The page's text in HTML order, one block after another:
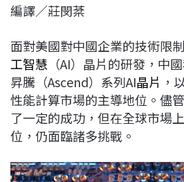
c
b
o
o
k
n
a
d
s
e
d
I
n
L
i
n
k
編譯／莊閔棻
面對美國對中國企業的技術限
工智慧 （AI）晶片的研發，中
昇騰（Ascend）系列AI晶片 ，
性能計算市場的主導地位。儘
了一定的成功，但在全球市場
位，仍面臨諸多挑戰。